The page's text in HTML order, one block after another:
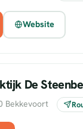
Website
De
Bekkevoort